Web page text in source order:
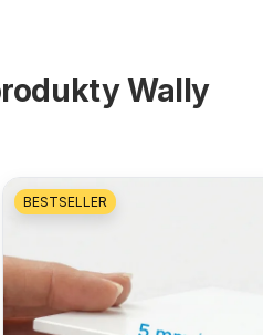
Wally
BESTSELLER